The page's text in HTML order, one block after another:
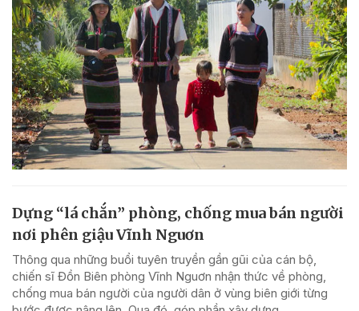
Dựng “lá chắn” phòng, chống mua bán người
nơi phên giậu Vĩnh Nguơn
Thông qua những buổi tuyên truyền gần gũi của cán bộ,
chiến sĩ Đồn Biên phòng Vĩnh Nguơn nhận thức về phòng,
chống mua bán người của người dân ở vùng biên giới từng